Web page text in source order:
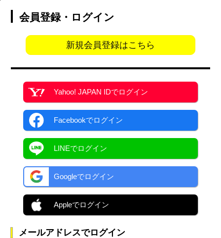
会員登録・ログイン
新規会員登録はこちら
Yahoo! JAPAN IDでログイン
Facebookでログイン
LINEでログイン
Googleでログイン
Appleでログイン
メールアドレスでログイン